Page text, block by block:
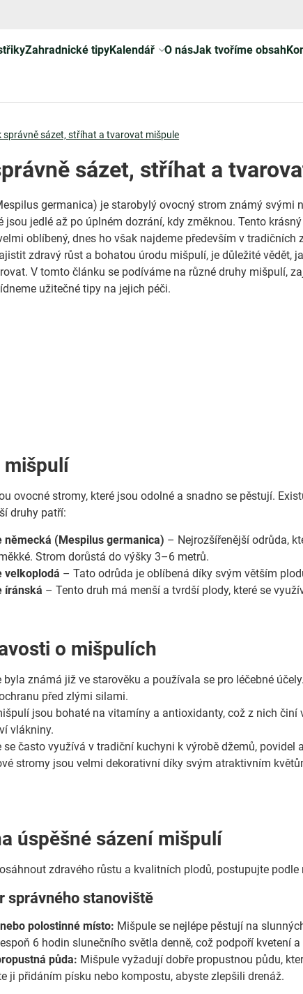
Zahradnické tipyKalendář O násJak tvoříme obsah
správně sázet, stříhat a tvarovat mišpule
sázet, stříhat a
germanica) je starobylý ovocný strom známý svými
jsou jedlé až po úplném dozrání, kdy změknou. Tento
oblíbený, dnes ho však najdeme především v tradičních
zdravý růst a bohatou úrodu mišpulí, je důležité vědět,
V tomto článku se podíváme na různé druhy mišpulí,
užitečné tipy na jejich péči.
mišpulí
ovocné stromy, které jsou odolné a snadno se pěstují.
druhy patří:
německá (Mespilus germanica) – Nejrozšířenější odrůda,
Strom dorůstá do výšky 3–6 metrů.
velkoplodá – Tato odrůda je oblíbená díky svým větším
íránská – Tento druh má menší a tvrdší plody, které se
o mišpulích
byla známá již ve starověku a používala se pro léčebné
před zlými silami.
jsou bohaté na vitamíny a antioxidanty, což z nich
vlákniny.
se často využívá v tradiční kuchyni k výrobě džemů, povidel
stromy jsou velmi dekorativní díky svým atraktivním
úspěšné sázení mišpulí
zdravého růstu a kvalitních plodů, postupujte
správného stanoviště
polostinné místo: Mišpule se nejlépe pěstují na
6 hodin slunečního světla denně, což podpoří kvetení
půda: Mišpule vyžadují dobře propustnou půdu,
ji přidáním písku nebo kompostu, abyste zlepšili drenáž.